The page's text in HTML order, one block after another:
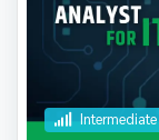
Intermediate